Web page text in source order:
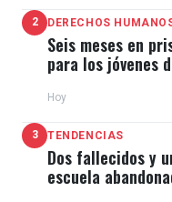
2 DERECHOS
Seis meses en
para los jóvenes
Hoy
3 TENDENCIAS
Dos fallecidos y
escuela